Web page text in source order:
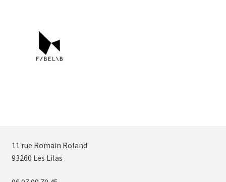
11 rue Romain Roland
93260 Les Lilas